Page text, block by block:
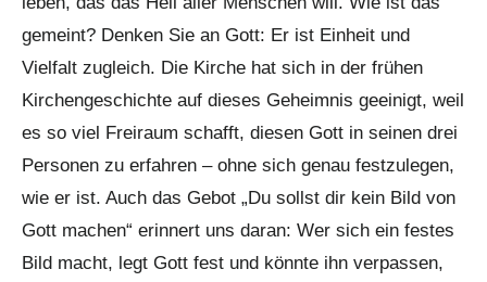
gemeint? Denken Sie an Gott: Er ist Einheit und
Vielfalt zugleich. Die Kirche hat sich in der frühen
Kirchengeschichte auf dieses Geheimnis geeinigt, weil
es so viel Freiraum schafft, diesen Gott in seinen drei
Personen zu erfahren – ohne sich genau festzulegen,
wie er ist. Auch das Gebot „Du sollst dir kein Bild von
Gott machen“ erinnert uns daran: Wer sich ein festes
Bild macht, legt Gott fest und könnte ihn verpassen,